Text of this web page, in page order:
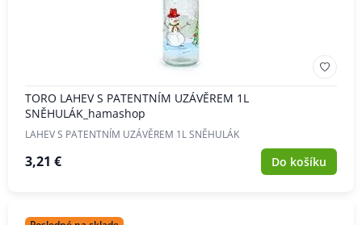
TORO LAHEV S PATENTNÍM UZÁVĚREM 1L
SNĚHULÁK_hamashop
LAHEV S PATENTNÍM UZÁVĚREM 1L SNĚHULÁK
3,21 € Do košíku